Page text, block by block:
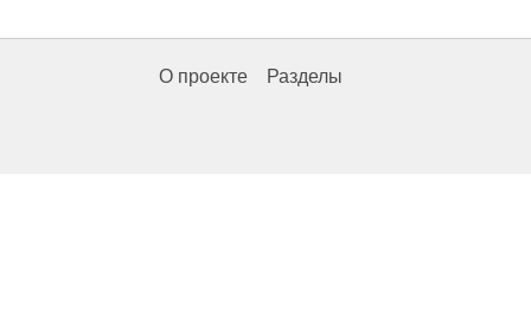
О проекте Разделы